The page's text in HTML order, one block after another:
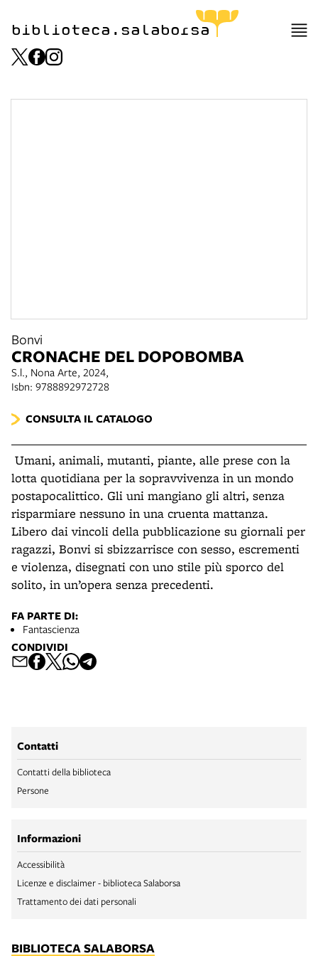
biblioteca.salaborsa
Bonvi
CRONACHE DEL DOPOBOMBA
S.l., Nona Arte, 2024,
Isbn: 9788892972728
CONSULTA IL CATALOGO
Umani, animali, mutanti, piante, alle prese con la
lotta quotidiana per la sopravvivenza in un mondo
postapocalittico. Gli uni mangiano gli altri, senza
risparmiare nessuno in una cruenta mattanza.
Libero dai vincoli della pubblicazione su giornali per
ragazzi, Bonvi si sbizzarrisce con sesso, escrementi
e violenza, disegnati con uno stile più sporco del
solito, in un’opera senza precedenti.
FA PARTE DI:
Fantascienza
CONDIVIDI
Contatti
Contatti della biblioteca
Persone
Informazioni
Accessibilità
Licenze e disclaimer - biblioteca Salaborsa
Trattamento dei dati personali
BIBLIOTECA SALABORSA